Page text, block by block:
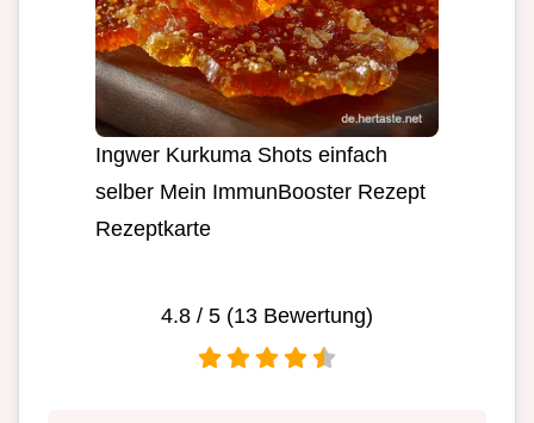
Ingwer Kurkuma Shots einfach
selber Mein ImmunBooster Rezept
Rezeptkarte
4.8 / 5 (13 Bewertung)